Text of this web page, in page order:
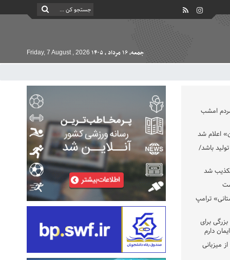
جمعه, ۱۶ مرداد , ۱۴۰۵ Friday, 7 August , 2026
امشب
اعلام شد
باشد/
شد
ترامپ
برای
دارم
میزبانی